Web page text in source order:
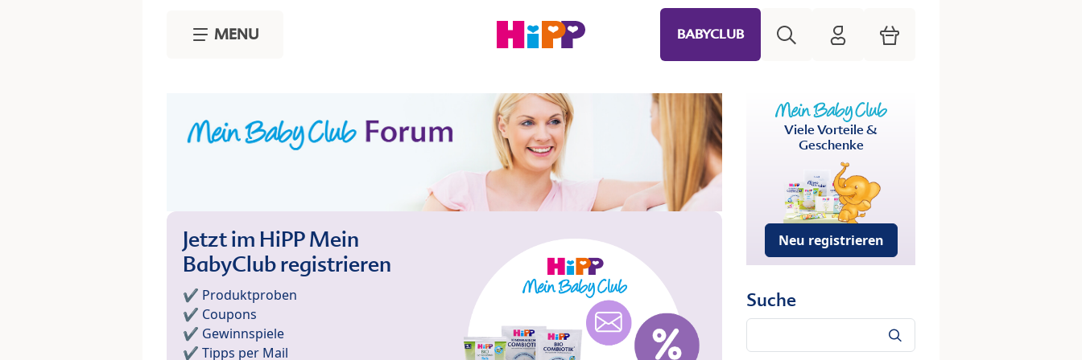
MENU BABYCLUB HiPP Mein Babyclub
Warenkorb
Jetzt im HiPP Mein
BabyClub registrieren
✔️ Produktproben
✔️ Coupons
✔️ Gewinnspiele
✔️ Tipps per Mail
Viele Vorteile &
Geschenke
Neu registrieren
Suche